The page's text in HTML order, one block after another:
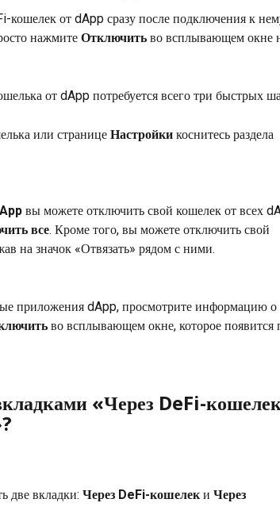
кошелек от dApp сразу после подключения к
нажмите Отключить во всплывающем окне
от dApp потребуется всего три быстрых
или странице Настройки коснитесь раздела
вы можете отключить свой кошелек от всех
все. Кроме того, вы можете отключить свой
на значок «Отвязать» рядом с ними.
приложения dApp, просмотрите информацию о
во всплывающем окне, которое появится
«Через DeFi-
две вкладки: Через DeFi-кошелек и Через